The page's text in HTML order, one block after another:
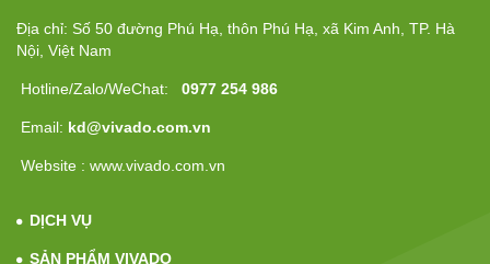
Địa chỉ: Số 50 đường Phú Hạ, thôn Phú Hạ, xã Kim Anh, TP. Hà
Nội, Việt Nam
Hotline/Zalo/WeChat: 0977 254 986
Email: kd@vivado.com.vn
Website : www.vivado.com.vn
DỊCH VỤ
SẢN PHẨM VIVADO